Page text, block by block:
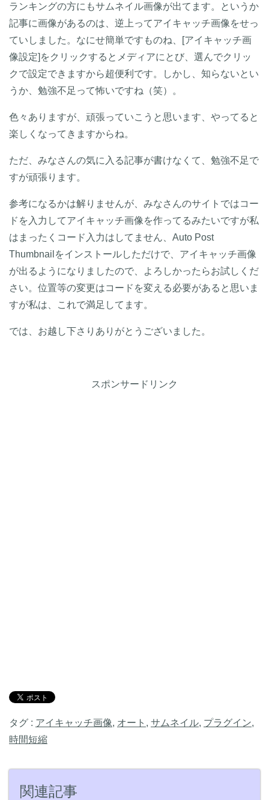
ランキングの方にもサムネイル画像が出てます。というか
記事に画像があるのは、逆上ってアイキャッチ画像をせっ
ていしました。なにせ簡単ですものね、[アイキャッチ画
像設定]をクリックするとメディアにとび、選んでクリッ
クで設定できますから超便利です。しかし、知らないとい
うか、勉強不足って怖いですね（笑）。
色々ありますが、頑張っていこうと思います、やってると
楽しくなってきますからね。
ただ、みなさんの気に入る記事が書けなくて、勉強不足で
すが頑張ります。
参考になるかは解りませんが、みなさんのサイトではコー
ドを入力してアイキャッチ画像を作ってるみたいですが私
はまったくコード入力はしてません、Auto Post
Thumbnailをインストールしただけで、アイキャッチ画像
が出るようになりましたので、よろしかったらお試しくだ
さい。位置等の変更はコードを変える必要があると思いま
すが私は、これで満足してます。
では、お越し下さりありがとうございました。
スポンサードリンク
タグ : アイキャッチ画像, オート , サムネイル, プラグイン,
時間短縮
関連記事